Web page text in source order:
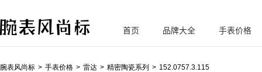
腕
首页 品牌大全 手表价格
腕表风尚标 手表价格 雷达 精密陶瓷系列 152.0757.3.115